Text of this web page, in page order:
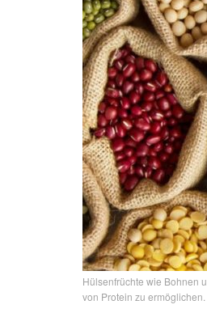
Hülsenfrüchte wie Bohnen
von Protein zu